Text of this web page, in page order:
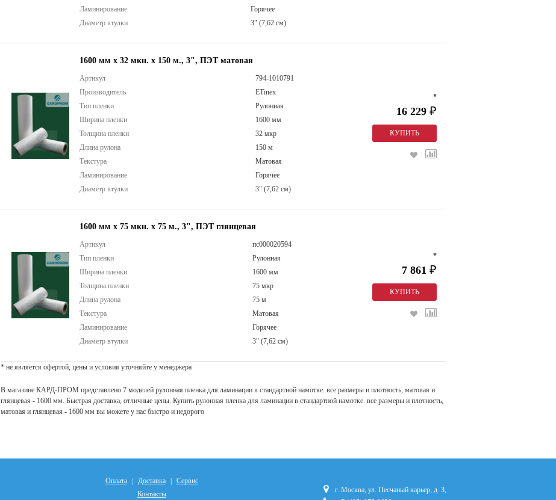
Ламинирование
Горячее
Диаметр втулки
3" (7,62 см)
1600 мм х 32 мкн. х 150 м., 3", ПЭТ матовая
Артикул
794-1010791
Производитель
ETinex
Тип пленки
Рулонная
Ширина пленки
1600 мм
Толщина пленки
32 мкр
Длина рулона
150 м
Текстура
Матовая
Ламинирование
Горячее
Диаметр втулки
3" (7,62 см)
*
16 229 ₽
1600 мм х 75 мкн. x 75 м., 3", ПЭТ глянцевая
Артикул
пс000020594
Тип пленки
Рулонная
Ширина пленки
1600 мм
Толщина пленки
75 мкр
Длина рулона
75 м
Текстура
Матовая
Ламинирование
Горячее
Диаметр втулки
3" (7,62 см)
*
7 861 ₽
* не является офертой, цены и условия уточняйте у менеджера
В магазине КАРД-ПРОМ представлено 7 моделей рулонная пленка для ламинации в стандартной намотке. все размеры и плотность, матовая и
глянцевая - 1600 мм. Быстрая доставка, отличные цены. Купить рулонная пленка для ламинации в стандартной намотке. все размеры и плотность,
матовая и глянцевая - 1600 мм вы можете у нас быстро и недорого
Оплата Доставка
Сервис
Контакты
г. Москва, ул. Песчаный карьер, д. 3,